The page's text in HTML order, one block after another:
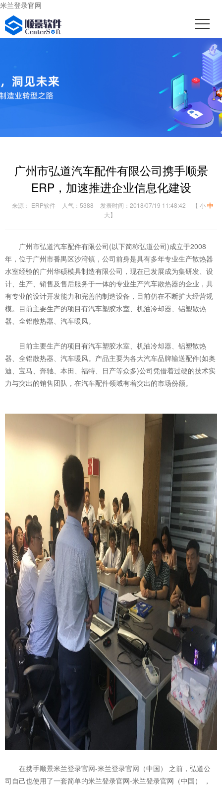
米兰登录官网
广州市弘道汽车配件有限公司携手顺景
ERP，加速推进企业信息化建设
来源： ERP软件 人气：5388 发表时间：2018/07/19 11:48:42 【 小 中
大】
广州市弘道汽车配件有限公司(以下简称弘道公司)成立于2008
年，位于广州市番禺区沙湾镇，公司前身是具有多年专业生产散热器
水室经验的广州华硕模具制造有限公司，现在已发展成为集研发、设
计、生产、销售及售后服务于一体的专业生产汽车散热器的企业，具
有专业的设计开发能力和完善的制造设备，目前仍在不断扩大经营规
模。目前主要生产的项目有汽车塑胶水室、机油冷却器、铝塑散热
器、全铝散热器、汽车暖风。
目前主要生产的项目有汽车塑胶水室、机油冷却器、铝塑散热
器、全铝散热器、汽车暖风。产品主要为各大汽车品牌输送配件(如奥
迪、宝马、奔驰、本田、福特、日产等众多)公司凭借着过硬的技术实
力与突出的销售团队，在汽车配件领域有着突出的市场份额。
在携手顺景米兰登录官网-米兰登录官网（中国） 之前，弘道公
司自己也使用了一套简单的米兰登录官网-米兰登录官网（中国） ，